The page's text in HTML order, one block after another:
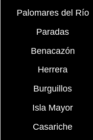
Palomares del Río
Paradas
Benacazón
Herrera
Burguillos
Isla Mayor
Casariche